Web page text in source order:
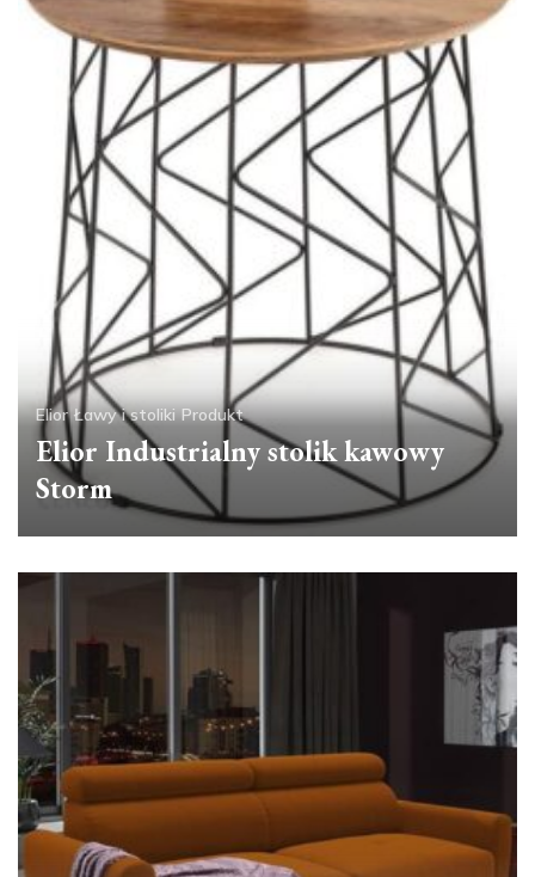
Elior Ławy i stoliki Produkt
Elior Industrialny stolik kawowy
Storm